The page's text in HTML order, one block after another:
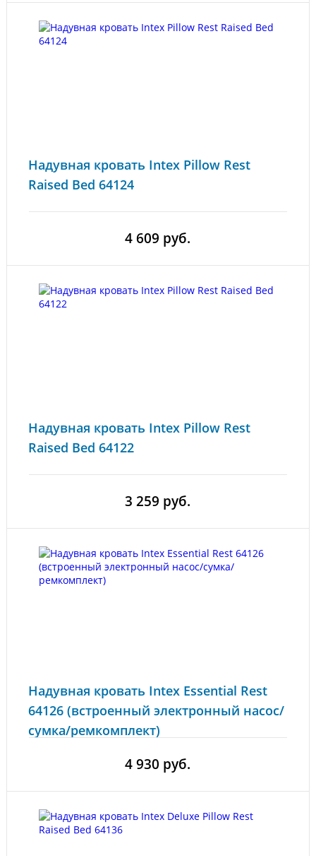
Надувная кровать Intex Pillow Rest
Raised Bed 64124
4 609 руб.
Надувная кровать Intex Pillow Rest
Raised Bed 64122
3 259 руб.
Надувная кровать Intex Essential Rest
64126 (встроенный электронный насос/
сумка/ремкомплект)
4 930 руб.